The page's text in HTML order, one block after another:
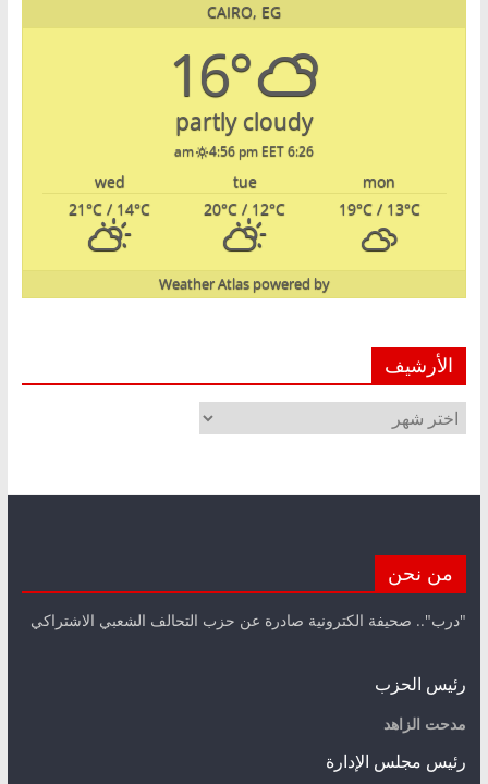
CAIRO, EG
16°
partly cloudy
6:26 am
4:56 pm EET
mon
tue
wed
19°C/ 13°C
20°C / 12°C
21°C / 14°C
powered by
Weather Atlas
الأرشيف
الأرشيف
من نحن
"درب".. صحيفة الكترونية صادرة عن حزب التحالف الشعبي الاشتراكي
رئيس الحزب
مدحت الزاهد
رئيس مجلس الإدارة